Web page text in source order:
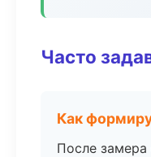
Часто
Как
После